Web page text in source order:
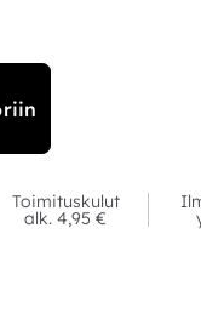
Toimituskulut
alk. 4,95 €